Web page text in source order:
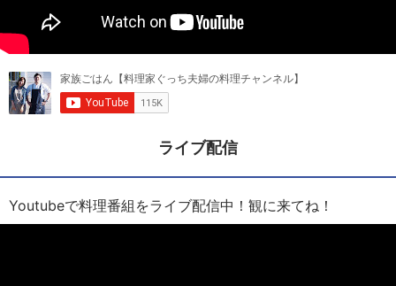
ライブ配信
Youtubeで料理番組をライブ配信中！観に来てね！